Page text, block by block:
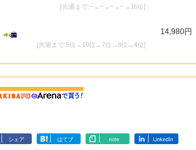
[先週まで:−→−→−→−→16位]
[先週まで:5位→10位→7位→8位→ 4位]
14,980円
シェア はてブ note LinkedIn